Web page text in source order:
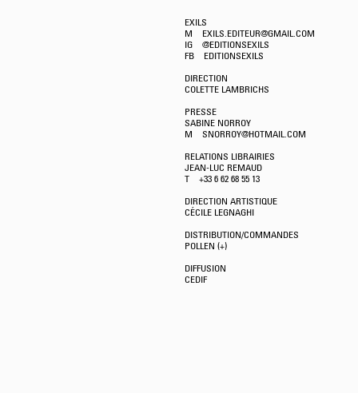
EXILS
M EXILS.EDITEUR@GMAIL.COM
IG @EDITIONSEXILS
FB
EDITIONSEXILS
DIRECTION
COLETTE LAMBRICHS
PRESSE
SABINE NORROY
M SNORROY@HOTMAIL.COM
RELATIONS LIBRAIRIES
JEAN-LUC REMAUD
T +33 6 62 68 55 13
DIRECTION ARTISTIQUE
CÉCILE LEGNAGHI
DISTRIBUTION/COMMANDES
POLLEN (+)
DIFFUSION
CEDIF